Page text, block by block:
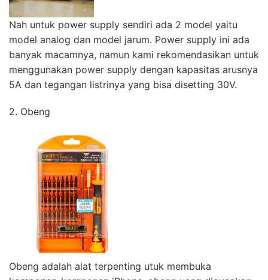
Nah untuk power supply sendiri ada 2 model yaitu
model analog dan model jarum. Power supply ini ada
banyak macamnya, namun kami rekomendasikan untuk
menggunakan power supply dengan kapasitas arusnya
5A dan tegangan listrinya yang bisa disetting 30V.
2. Obeng
Obeng adalah alat terpenting utuk membuka